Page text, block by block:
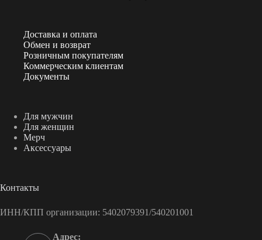
Доставка и оплата
Обмен и возврат
Розничным покупателям
Коммерческим клиентам
Документы
Для мужчин
Для женщин
Мерч
Аксессуары
Контакты
ИНН/КПП организации: 5402079391/540201001
Адрес: